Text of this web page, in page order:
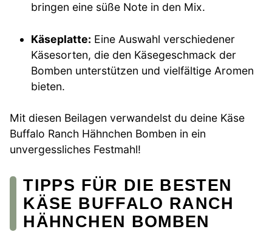
bringen eine süße Note in den Mix.
Käseplatte: Eine Auswahl verschiedener
Käsesorten, die den Käsegeschmack der
Bomben unterstützen und vielfältige Aromen
bieten.
Mit diesen Beilagen verwandelst du deine Käse
Buffalo Ranch Hähnchen Bomben in ein
unvergessliches Festmahl!
TIPPS FÜR DIE BESTEN
KÄSE BUFFALO RANCH
HÄHNCHEN BOMBEN